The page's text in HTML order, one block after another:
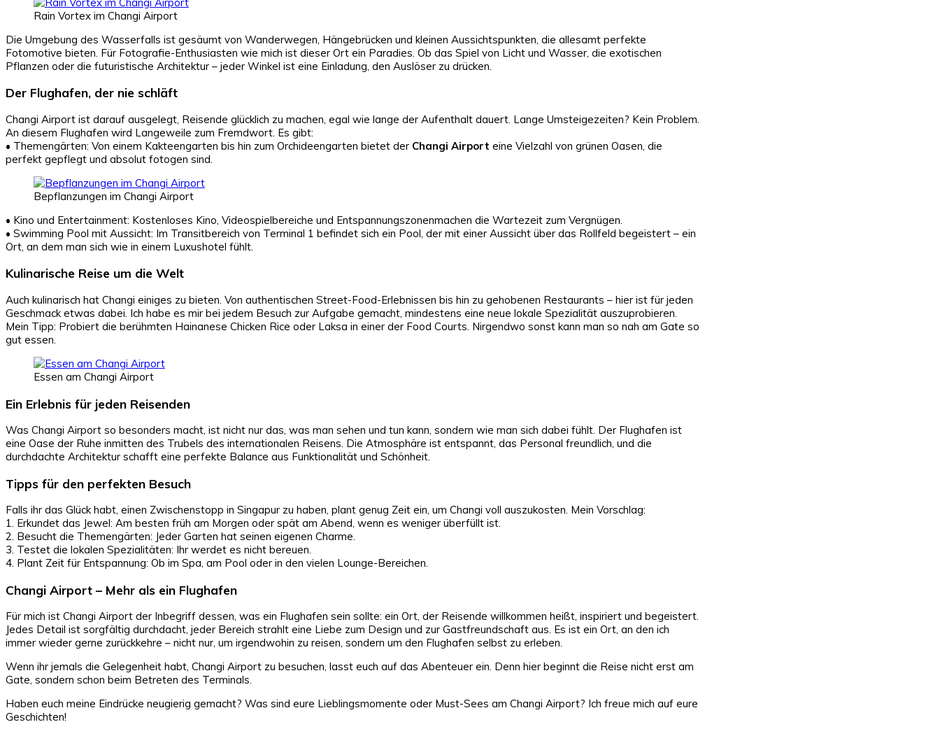
Rain Vortex im Changi Airport
Die Umgebung des Wasserfalls ist gesäumt von Wanderwegen, Hängebrücken und kleinen Aussichtspunkten, die allesamt perfekte
Fotomotive bieten. Für Fotografie-Enthusiasten wie mich ist dieser Ort ein Paradies. Ob das Spiel von Licht und Wasser, die exotischen
Pflanzen oder die futuristische Architektur – jeder Winkel ist eine Einladung, den Auslöser zu drücken.
Der Flughafen, der nie schläft
Changi Airport ist darauf ausgelegt, Reisende glücklich zu machen, egal wie lange der Aufenthalt dauert. Lange Umsteigezeiten? Kein Problem.
An diesem Flughafen wird Langeweile zum Fremdwort. Es gibt:
• Themengärten: Von einem Kakteengarten bis hin zum Orchideengarten bietet der Changi Airport eine Vielzahl von grünen Oasen, die
perfekt gepflegt und absolut fotogen sind.
Bepflanzungen im Changi Airport
• Kino und Entertainment: Kostenloses Kino, Videospielbereiche und Entspannungszonenmachen die Wartezeit zum Vergnügen.
• Swimming Pool mit Aussicht: Im Transitbereich von Terminal 1 befindet sich ein Pool, der mit einer Aussicht über das Rollfeld begeistert – ein
Ort, an dem man sich wie in einem Luxushotel fühlt.
Kulinarische Reise um die Welt
Auch kulinarisch hat Changi einiges zu bieten. Von authentischen Street-Food-Erlebnissen bis hin zu gehobenen Restaurants – hier ist für jeden
Geschmack etwas dabei. Ich habe es mir bei jedem Besuch zur Aufgabe gemacht, mindestens eine neue lokale Spezialität auszuprobieren.
Mein Tipp: Probiert die berühmten Hainanese Chicken Rice oder Laksa in einer der Food Courts. Nirgendwo sonst kann man so nah am Gate so
gut essen.
Essen am Changi Airport
Ein Erlebnis für jeden Reisenden
Was Changi Airport so besonders macht, ist nicht nur das, was man sehen und tun kann, sondern wie man sich dabei fühlt. Der Flughafen ist
eine Oase der Ruhe inmitten des Trubels des internationalen Reisens. Die Atmosphäre ist entspannt, das Personal freundlich, und die
durchdachte Architektur schafft eine perfekte Balance aus Funktionalität und Schönheit.
Tipps für den perfekten Besuch
Falls ihr das Glück habt, einen Zwischenstopp in Singapur zu haben, plant genug Zeit ein, um Changi voll auszukosten. Mein Vorschlag:
1. Erkundet das Jewel: Am besten früh am Morgen oder spät am Abend, wenn es weniger überfüllt ist.
2. Besucht die Themengärten: Jeder Garten hat seinen eigenen Charme.
3. Testet die lokalen Spezialitäten: Ihr werdet es nicht bereuen.
4. Plant Zeit für Entspannung: Ob im Spa, am Pool oder in den vielen Lounge-Bereichen.
Changi Airport – Mehr als ein Flughafen
Für mich ist Changi Airport der Inbegriff dessen, was ein Flughafen sein sollte: ein Ort, der Reisende willkommen heißt, inspiriert und begeistert.
Jedes Detail ist sorgfältig durchdacht, jeder Bereich strahlt eine Liebe zum Design und zur Gastfreundschaft aus. Es ist ein Ort, an den ich
immer wieder gerne zurückkehre – nicht nur, um irgendwohin zu reisen, sondern um den Flughafen selbst zu erleben.
Wenn ihr jemals die Gelegenheit habt, Changi Airport zu besuchen, lasst euch auf das Abenteuer ein. Denn hier beginnt die Reise nicht erst am
Gate, sondern schon beim Betreten des Terminals.
Haben euch meine Eindrücke neugierig gemacht? Was sind eure Lieblingsmomente oder Must-Sees am Changi Airport? Ich freue mich auf eure
Geschichten!